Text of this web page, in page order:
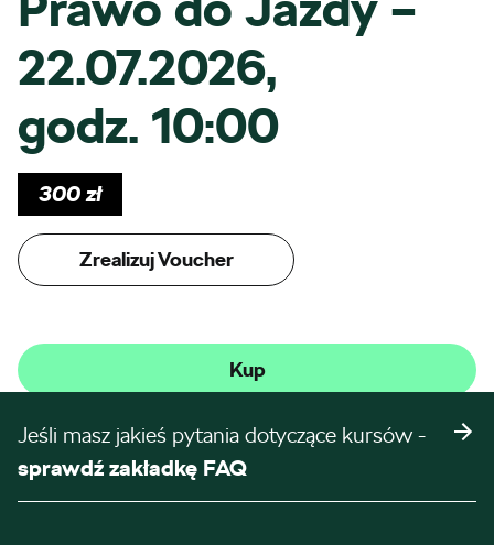
22.07.2026,
godz. 10:00
300zł
Zrealizuj Voucher
Kup
Jeśli masz jakieś pytania dotyczące kursów -
sprawdź zakładkę FAQ